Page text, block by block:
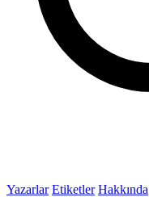
Yazarlar Etiketler Hakkında